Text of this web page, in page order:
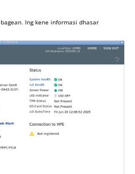
bagean. Ing kene informasi dhasar